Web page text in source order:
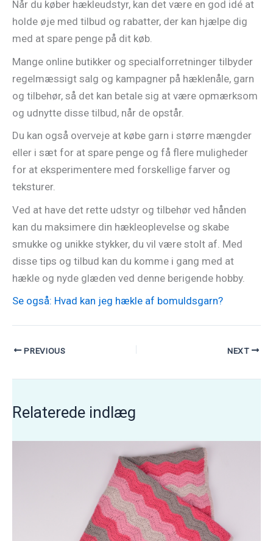
Når du køber hækleudstyr, kan det være en god idé at
holde øje med tilbud og rabatter, der kan hjælpe dig
med at spare penge på dit køb.
Mange online butikker og specialforretninger tilbyder
regelmæssigt salg og kampagner på hæklenåle, garn
og tilbehør, så det kan betale sig at være opmærksom
og udnytte disse tilbud, når de opstår.
Du kan også overveje at købe garn i større mængder
eller i sæt for at spare penge og få flere muligheder
for at eksperimentere med forskellige farver og
teksturer.
Ved at have det rette udstyr og tilbehør ved hånden
kan du maksimere din hækleoplevelse og skabe
smukke og unikke stykker, du vil være stolt af. Med
disse tips og tilbud kan du komme i gang med at
hækle og nyde glæden ved denne berigende hobby.
Se også: Hvad kan jeg hækle af bomuldsgarn?
PREVIOUS NEXT
Relaterede indlæg